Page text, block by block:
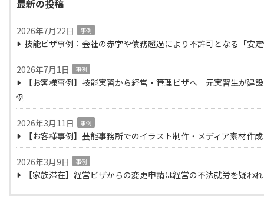
最新の投稿
2026年7月22日 事例
技能ビザ事例：会社の赤字や債務超過により不許可となる「安
2026年7月1日 事例
【お客様事例】技能実習から経営・管理ビザへ｜元実習生が建
例
2026年3月11日 事例
【お客様事例】芸能事務所でのイラスト制作・メディア素材作
2026年3月9日 事例
【家族滞在】経営ビザからの変更申請は経営の不法就労を疑わ